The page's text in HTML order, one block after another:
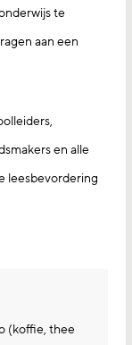
te
aan een
en alle
leesbevordering
(koffie, thee